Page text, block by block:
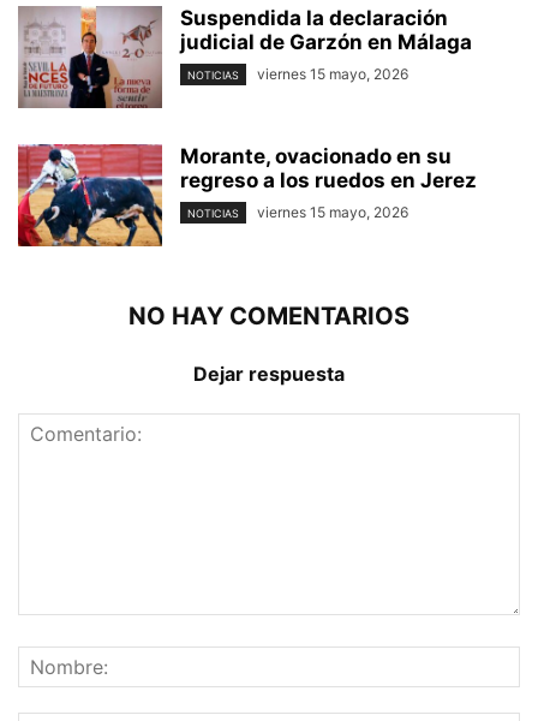
Suspendida la declaración
judicial de Garzón en Málaga
NOTICIAS viernes 15 mayo, 2026
Morante, ovacionado en su
regreso a los ruedos en Jerez
NOTICIAS viernes 15 mayo, 2026
NO HAY COMENTARIOS
Dejar respuesta